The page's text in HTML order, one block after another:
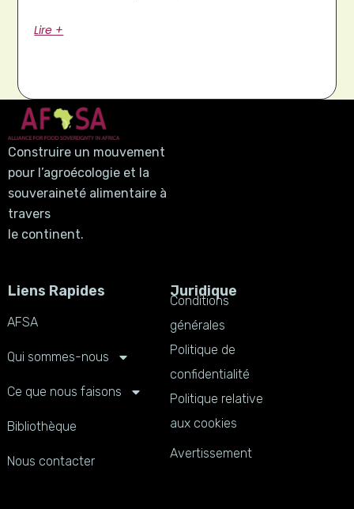
Lire +
Construire un mouvement
pour l’agroécologie et la
souveraineté alimentaire à
travers
le continent.
Liens Rapides
AFSA
Qui sommes-nous
Ce que nous faisons
Bibliothèque
Nous contacter
Juridique
Conditions
générales
Politique de
confidentialité
Politique relative
aux cookies
Avertissement